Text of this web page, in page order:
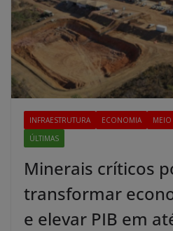
INFRAESTRUTURA ECONOMIA MEIO
ÚLTIMAS
Minerais críticos
transformar
e elevar PIB em